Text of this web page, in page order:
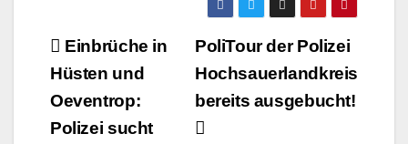
Beitragsnavigation
PoliTour der Polizei
Hochsauerlandkreis
bereits ausgebucht!
Einbrüche in
Hüsten und
Oeventrop:
Polizei sucht